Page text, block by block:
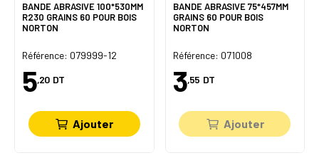
BANDE ABRASIVE 100*530MM
R230 GRAINS 60 POUR BOIS
NORTON
Référence: 079999-12
5,20 DT
Ajouter
BANDE ABRASIVE 75*457MM
GRAINS 60 POUR BOIS
NORTON
Référence: 071008
3,55 DT
Ajouter